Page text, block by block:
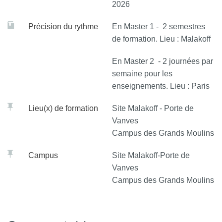
2026
Précision du rythme
En Master 1 - 2 semestres
de formation. Lieu : Malakoff
En Master 2 - 2 journées par
semaine pour les
enseignements. Lieu : Paris
Lieu(x) de formation
Site Malakoff - Porte de
Vanves
Campus des Grands Moulins
Campus
Site Malakoff-Porte de
Vanves
Campus des Grands Moulins